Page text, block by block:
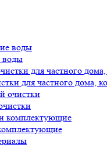
воды
для частного дома,